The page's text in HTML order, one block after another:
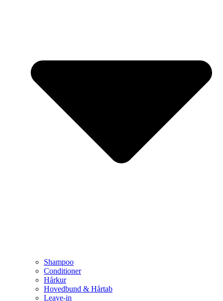
Shampoo
Conditioner
Hårkur
Hovedbund & Hårtab
Leave-in